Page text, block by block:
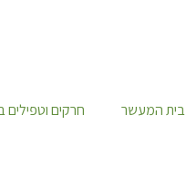
בית המעשר חרקים וטפילים